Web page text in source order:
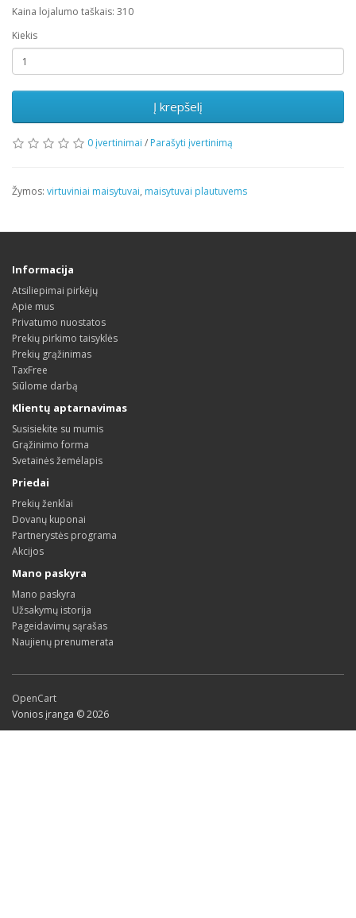
Kaina lojalumo taškais: 310
Kiekis
Į krepšelį
0 įvertinimai / Parašyti įvertinimą
Žymos: virtuviniai maisytuvai, maisytuvai plautuvems
Informacija
Atsiliepimai pirkėjų
Apie mus
Privatumo nuostatos
Prekių pirkimo taisyklės
Prekių grąžinimas
TaxFree
Siūlome darbą
Klientų aptarnavimas
Susisiekite su mumis
Grąžinimo forma
Svetainės žemėlapis
Priedai
Prekių ženklai
Dovanų kuponai
Partnerystės programa
Akcijos
Mano paskyra
Mano paskyra
Užsakymų istorija
Pageidavimų sąrašas
Naujienų prenumerata
OpenCart
Vonios įranga © 2026